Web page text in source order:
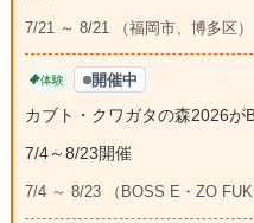
7/21 ～ 8/21 （福岡市、博多区）
体験 開催中
カブト・クワガタの森2026が
7/4～8/23開催
7/4 ～ 8/23 （BOSS E・ZO